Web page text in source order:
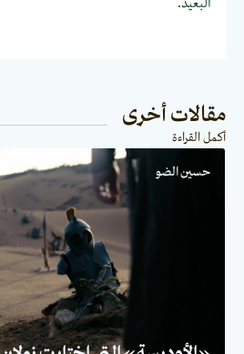
البعيد.
مقالات أخرى
أكمل القراءة
حسين الضو